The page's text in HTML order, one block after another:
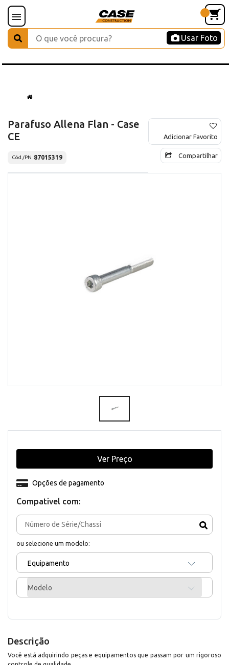
Usar Foto
Parafuso Allena Flan - Case
CE
Cód./PN 87015319
Adicionar Favorito
Compartilhar
Compativel com:
ou selecione um modelo:
Equipamento
Modelo
Opções de pagamento
Ver Preço
Descrição
Você está adquirindo peças e equipamentos que passam por um rigoroso